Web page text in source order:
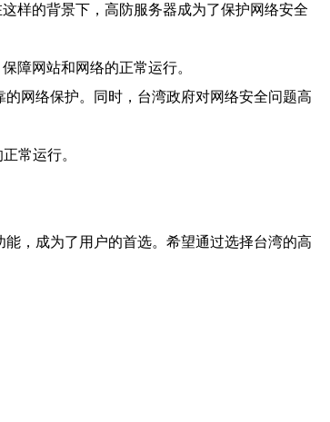
样的背景下，高防服务器成为了保护网络安全
障网站和网络的正常运行。
网络保护。同时，台湾政府对网络安全问题高
常运行。
，成为了用户的首选。希望通过选择台湾的高